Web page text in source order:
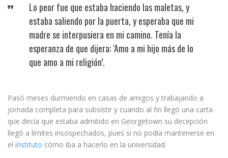
Lo peor fue que estaba haciendo las maletas, y
estaba saliendo por la puerta, y esperaba que mi
madre se interpusiera en mi camino. Tenía la
esperanza de que dijera: ‘Amo a mi hijo más de lo
que amo a mi religión’.
Pasó meses durmiendo en casas de amigos y trabajando a
jornada completa para subsistir y cuando al fin llegó una carta
que decía que estaba admitido en Georgetown su decepción
llegó a límites insospechados, pues si no podía mantenerse en
el instituto cómo iba a hacerlo en la universidad.